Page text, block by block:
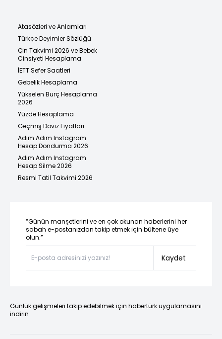
Atasözleri ve Anlamları
Türkçe Deyimler Sözlüğü
Çin Takvimi 2026 ve Bebek
Cinsiyeti Hesaplama
İETT Sefer Saatleri
Gebelik Hesaplama
Yükselen Burç Hesaplama
2026
Yüzde Hesaplama
Geçmiş Döviz Fiyatları
Adım Adım Instagram
Hesap Dondurma 2026
Adım Adım Instagram
Hesap Silme 2026
Resmi Tatil Takvimi 2026
“Günün manşetlerini ve en çok okunan haberlerini her
sabah e-postanızdan takip etmek için bültene üye
olun.”
Kaydet
Günlük gelişmeleri takip edebilmek için habertürk uygulamasını
indirin